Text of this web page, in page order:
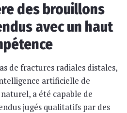
des brouillons
avec un haut
de fractures radiales distales,
artificielle de
a été capable de
jugés qualitatifs par des